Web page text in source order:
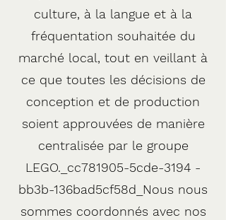
culture, à la langue et à la
fréquentation souhaitée du
marché local, tout en veillant à
ce que toutes les décisions de
conception et de production
soient approuvées de manière
centralisée par le groupe
LEGO._cc781905-5cde-3194 -
bb3b-136bad5cf58d_ Nous nous
sommes coordonnés avec nos